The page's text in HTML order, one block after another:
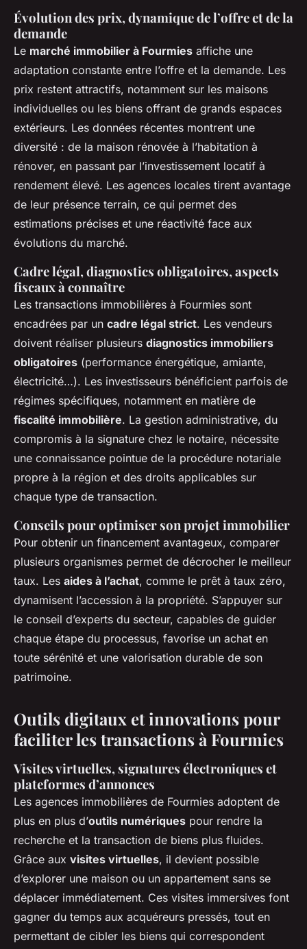
Évolution des prix, dynamique de l’offre et de la
demande
Le marché immobilier à Fourmies affiche une
adaptation constante entre l’offre et la demande. Les
prix restent attractifs, notamment sur les maisons
individuelles ou les biens offrant de grands espaces
extérieurs. Les données récentes montrent une
diversité : de la maison rénovée à l’habitation à
rénover, en passant par l’investissement locatif à
rendement élevé. Les agences locales tirent avantage
de leur présence terrain, ce qui permet des
estimations précises et une réactivité face aux
évolutions du marché.
Cadre légal, diagnostics obligatoires, aspects
fiscaux à connaître
Les transactions immobilières à Fourmies sont
encadrées par un cadre légal strict. Les vendeurs
doivent réaliser plusieurs diagnostics immobiliers
obligatoires (performance énergétique, amiante,
électricité…). Les investisseurs bénéficient parfois de
régimes spécifiques, notamment en matière de
fiscalité immobilière. La gestion administrative, du
compromis à la signature chez le notaire, nécessite
une connaissance pointue de la procédure notariale
propre à la région et des droits applicables sur
chaque type de transaction.
Conseils pour optimiser son projet immobilier
Pour obtenir un financement avantageux, comparer
plusieurs organismes permet de décrocher le meilleur
taux. Les aides à l’achat, comme le prêt à taux zéro,
dynamisent l’accession à la propriété. S’appuyer sur
le conseil d’experts du secteur, capables de guider
chaque étape du processus, favorise un achat en
toute sérénité et une valorisation durable de son
patrimoine.
Outils digitaux et innovations pour
faciliter les transactions à Fourmies
Visites virtuelles, signatures électroniques et
plateformes d’annonces
Les agences immobilières de Fourmies adoptent de
plus en plus d’outils numériques pour rendre la
recherche et la transaction de biens plus fluides.
Grâce aux visites virtuelles, il devient possible
d’explorer une maison ou un appartement sans se
déplacer immédiatement. Ces visites immersives font
gagner du temps aux acquéreurs pressés, tout en
permettant de cibler les biens qui correspondent